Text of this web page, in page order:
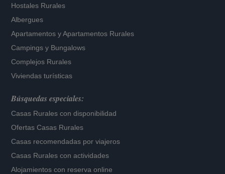
Hostales Rurales
Albergues
Apartamentos yApartamentos Rurales
Campings y Bungalows
Complejos Rurales
Viviendas turísticas
Búsquedas especiales:
Casas Rurales con disponibilidad
Ofertas Casas Rurales
Casas recomendadas por viajeros
Casas Rurales con actividades
Alojamientos con reserva online